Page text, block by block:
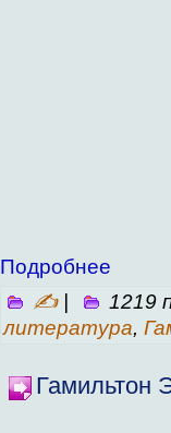
Подробнее
✍|
1219
литература,
Гамильтон